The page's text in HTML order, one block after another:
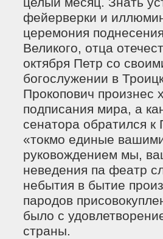
фейерверки и
церемония
Великого, отца
октября Петр со
богослужении в
Прокопович произнес
подписания мира, а
сенатора обратился к
«токмо единые
руковождением мы,
неведения па феатр
небытия в бытие
пародов
было с
страны.